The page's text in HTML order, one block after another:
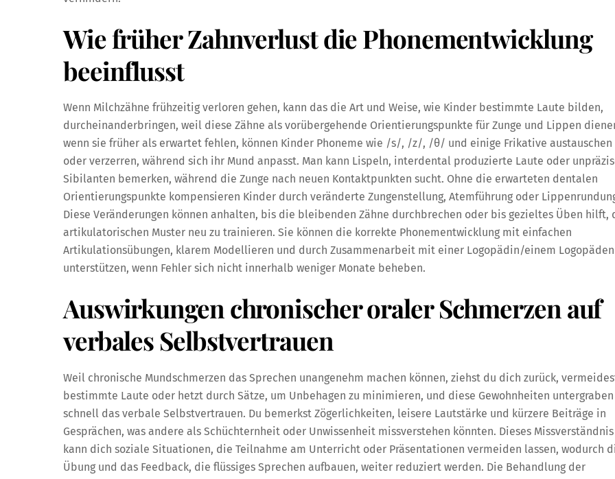
Wie früher Zahnverlust die Phonementwicklung
beeinflusst
Wenn Milchzähne frühzeitig verloren gehen, kann das die Art und Weise, wie Kinder bestimmte Laute bilden,
durcheinanderbringen, weil diese Zähne als vorübergehende Orientierungspunkte für Zunge und Lippen
wenn sie früher als erwartet fehlen, können Kinder Phoneme wie /s/, /z/, /θ/ und einige Frikative austauschen
oder verzerren, während sich ihr Mund anpasst. Man kann Lispeln, interdental produzierte Laute oder
Sibilanten bemerken, während die Zunge nach neuen Kontaktpunkten sucht. Ohne die erwarteten dentalen
Orientierungspunkte kompensieren Kinder durch veränderte Zungenstellung, Atemführung oder
Diese Veränderungen können anhalten, bis die bleibenden Zähne durchbrechen oder bis gezieltes Üben hilft,
artikulatorischen Muster neu zu trainieren. Sie können die korrekte Phonementwicklung mit einfachen
Artikulationsübungen, klarem Modellieren und durch Zusammenarbeit mit einer Logopädin/einem Logopäden
unterstützen, wenn Fehler sich nicht innerhalb weniger Monate beheben.
Auswirkungen chronischer oraler Schmerzen auf
verbales Selbstvertrauen
Weil chronische Mundschmerzen das Sprechen unangenehm machen können, ziehst du dich zurück,
bestimmte Laute oder hetzt durch Sätze, um Unbehagen zu minimieren, und diese Gewohnheiten untergraben
schnell das verbale Selbstvertrauen. Du bemerkst Zögerlichkeiten, leisere Lautstärke und kürzere Beiträge in
Gesprächen, was andere als Schüchternheit oder Unwissenheit missverstehen könnten. Dieses Missverständnis
kann dich soziale Situationen, die Teilnahme am Unterricht oder Präsentationen vermeiden lassen, wodurch
Übung und das Feedback, die flüssiges Sprechen aufbauen, weiter reduziert werden. Die Behandlung der